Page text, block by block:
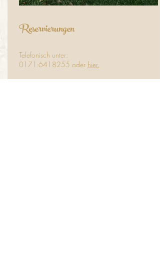
Reservierungen
Telefonisch unter:
0171-6418255 oder hier.